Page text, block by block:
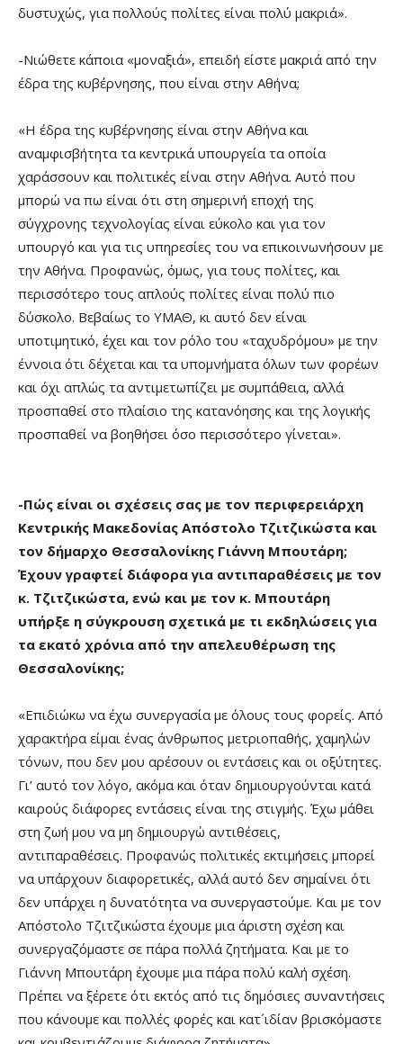
δυστυχώς, για πολλούς πολίτες είναι πολύ μακριά».
-Νιώθετε κάποια «μοναξιά», επειδή είστε μακριά από την
έδρα της κυβέρνησης, που είναι στην Αθήνα;
«Η έδρα της κυβέρνησης είναι στην Αθήνα και
αναμφισβήτητα τα κεντρικά υπουργεία τα οποία
χαράσσουν και πολιτικές είναι στην Αθήνα. Αυτό που
μπορώ να πω είναι ότι στη σημερινή εποχή της
σύγχρονης τεχνολογίας είναι εύκολο και για τον
υπουργό και για τις υπηρεσίες του να επικοινωνήσουν με
την Αθήνα. Προφανώς, όμως, για τους πολίτες, και
περισσότερο τους απλούς πολίτες είναι πολύ πιο
δύσκολο. Βεβαίως το ΥΜΑΘ, κι αυτό δεν είναι
υποτιμητικό, έχει και τον ρόλο του «ταχυδρόμου» με την
έννοια ότι δέχεται και τα υπομνήματα όλων των φορέων
και όχι απλώς τα αντιμετωπίζει με συμπάθεια, αλλά
προσπαθεί στο πλαίσιο της κατανόησης και της λογικής
προσπαθεί να βοηθήσει όσο περισσότερο γίνεται».
-Πώς είναι οι σχέσεις σας με τον περιφερειάρχη
Κεντρικής Μακεδονίας Απόστολο Τζιτζικώστα και
τον δήμαρχο Θεσσαλονίκης Γιάννη Μπουτάρη;
Έχουν γραφτεί διάφορα για αντιπαραθέσεις με τον
κ. Τζιτζικώστα, ενώ και με τον κ. Μπουτάρη
υπήρξε η σύγκρουση σχετικά με τι εκδηλώσεις για
τα εκατό χρόνια από την απελευθέρωση της
Θεσσαλονίκης;
«Επιδιώκω να έχω συνεργασία με όλους τους φορείς. Από
χαρακτήρα είμαι ένας άνθρωπος μετριοπαθής, χαμηλών
τόνων, που δεν μου αρέσουν οι εντάσεις και οι οξύτητες.
Γι’ αυτό τον λόγο, ακόμα και όταν δημιουργούνται κατά
καιρούς διάφορες εντάσεις είναι της στιγμής. Έχω μάθει
στη ζωή μου να μη δημιουργώ αντιθέσεις,
αντιπαραθέσεις. Προφανώς πολιτικές εκτιμήσεις μπορεί
να υπάρχουν διαφορετικές, αλλά αυτό δεν σημαίνει ότι
δεν υπάρχει η δυνατότητα να συνεργαστούμε. Και με τον
Απόστολο Τζιτζικώστα έχουμε μια άριστη σχέση και
συνεργαζόμαστε σε πάρα πολλά ζητήματα. Και με το
Γιάννη Μπουτάρη έχουμε μια πάρα πολύ καλή σχέση.
Πρέπει να ξέρετε ότι εκτός από τις δημόσιες συναντήσεις
που κάνουμε και πολλές φορές και κατ´ιδίαν βρισκόμαστε